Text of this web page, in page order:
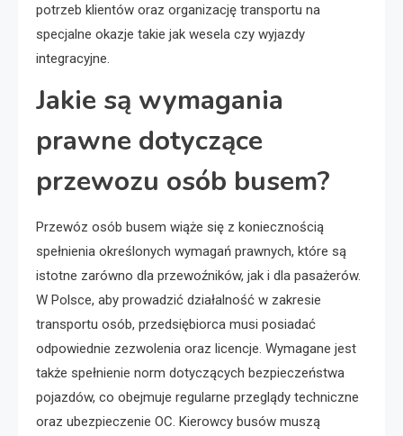
potrzeb klientów oraz organizację transportu na
specjalne okazje takie jak wesela czy wyjazdy
integracyjne.
Jakie są wymagania
prawne dotyczące
przewozu osób busem?
Przewóz osób busem wiąże się z koniecznością
spełnienia określonych wymagań prawnych, które są
istotne zarówno dla przewoźników, jak i dla pasażerów.
W Polsce, aby prowadzić działalność w zakresie
transportu osób, przedsiębiorca musi posiadać
odpowiednie zezwolenia oraz licencje. Wymagane jest
także spełnienie norm dotyczących bezpieczeństwa
pojazdów, co obejmuje regularne przeglądy techniczne
oraz ubezpieczenie OC. Kierowcy busów muszą